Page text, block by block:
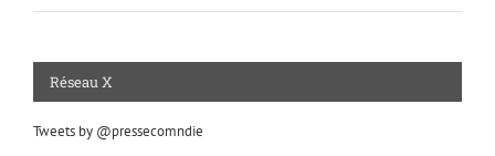
Réseau X
Tweets by @pressecomndie